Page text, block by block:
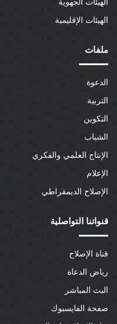
الهيئات الجهوية
الهيئات الإقليمية
ملفات
الدعوة
التربية
التكوين
الشباب
الإنتاج العلمي والفكري
الإعلام
الإصلاح الديمقراطي
قنواتنا التواصلية
قناة الإصلاح
رياض الدعاة
البث المباشر
صفحة الفايسبوك